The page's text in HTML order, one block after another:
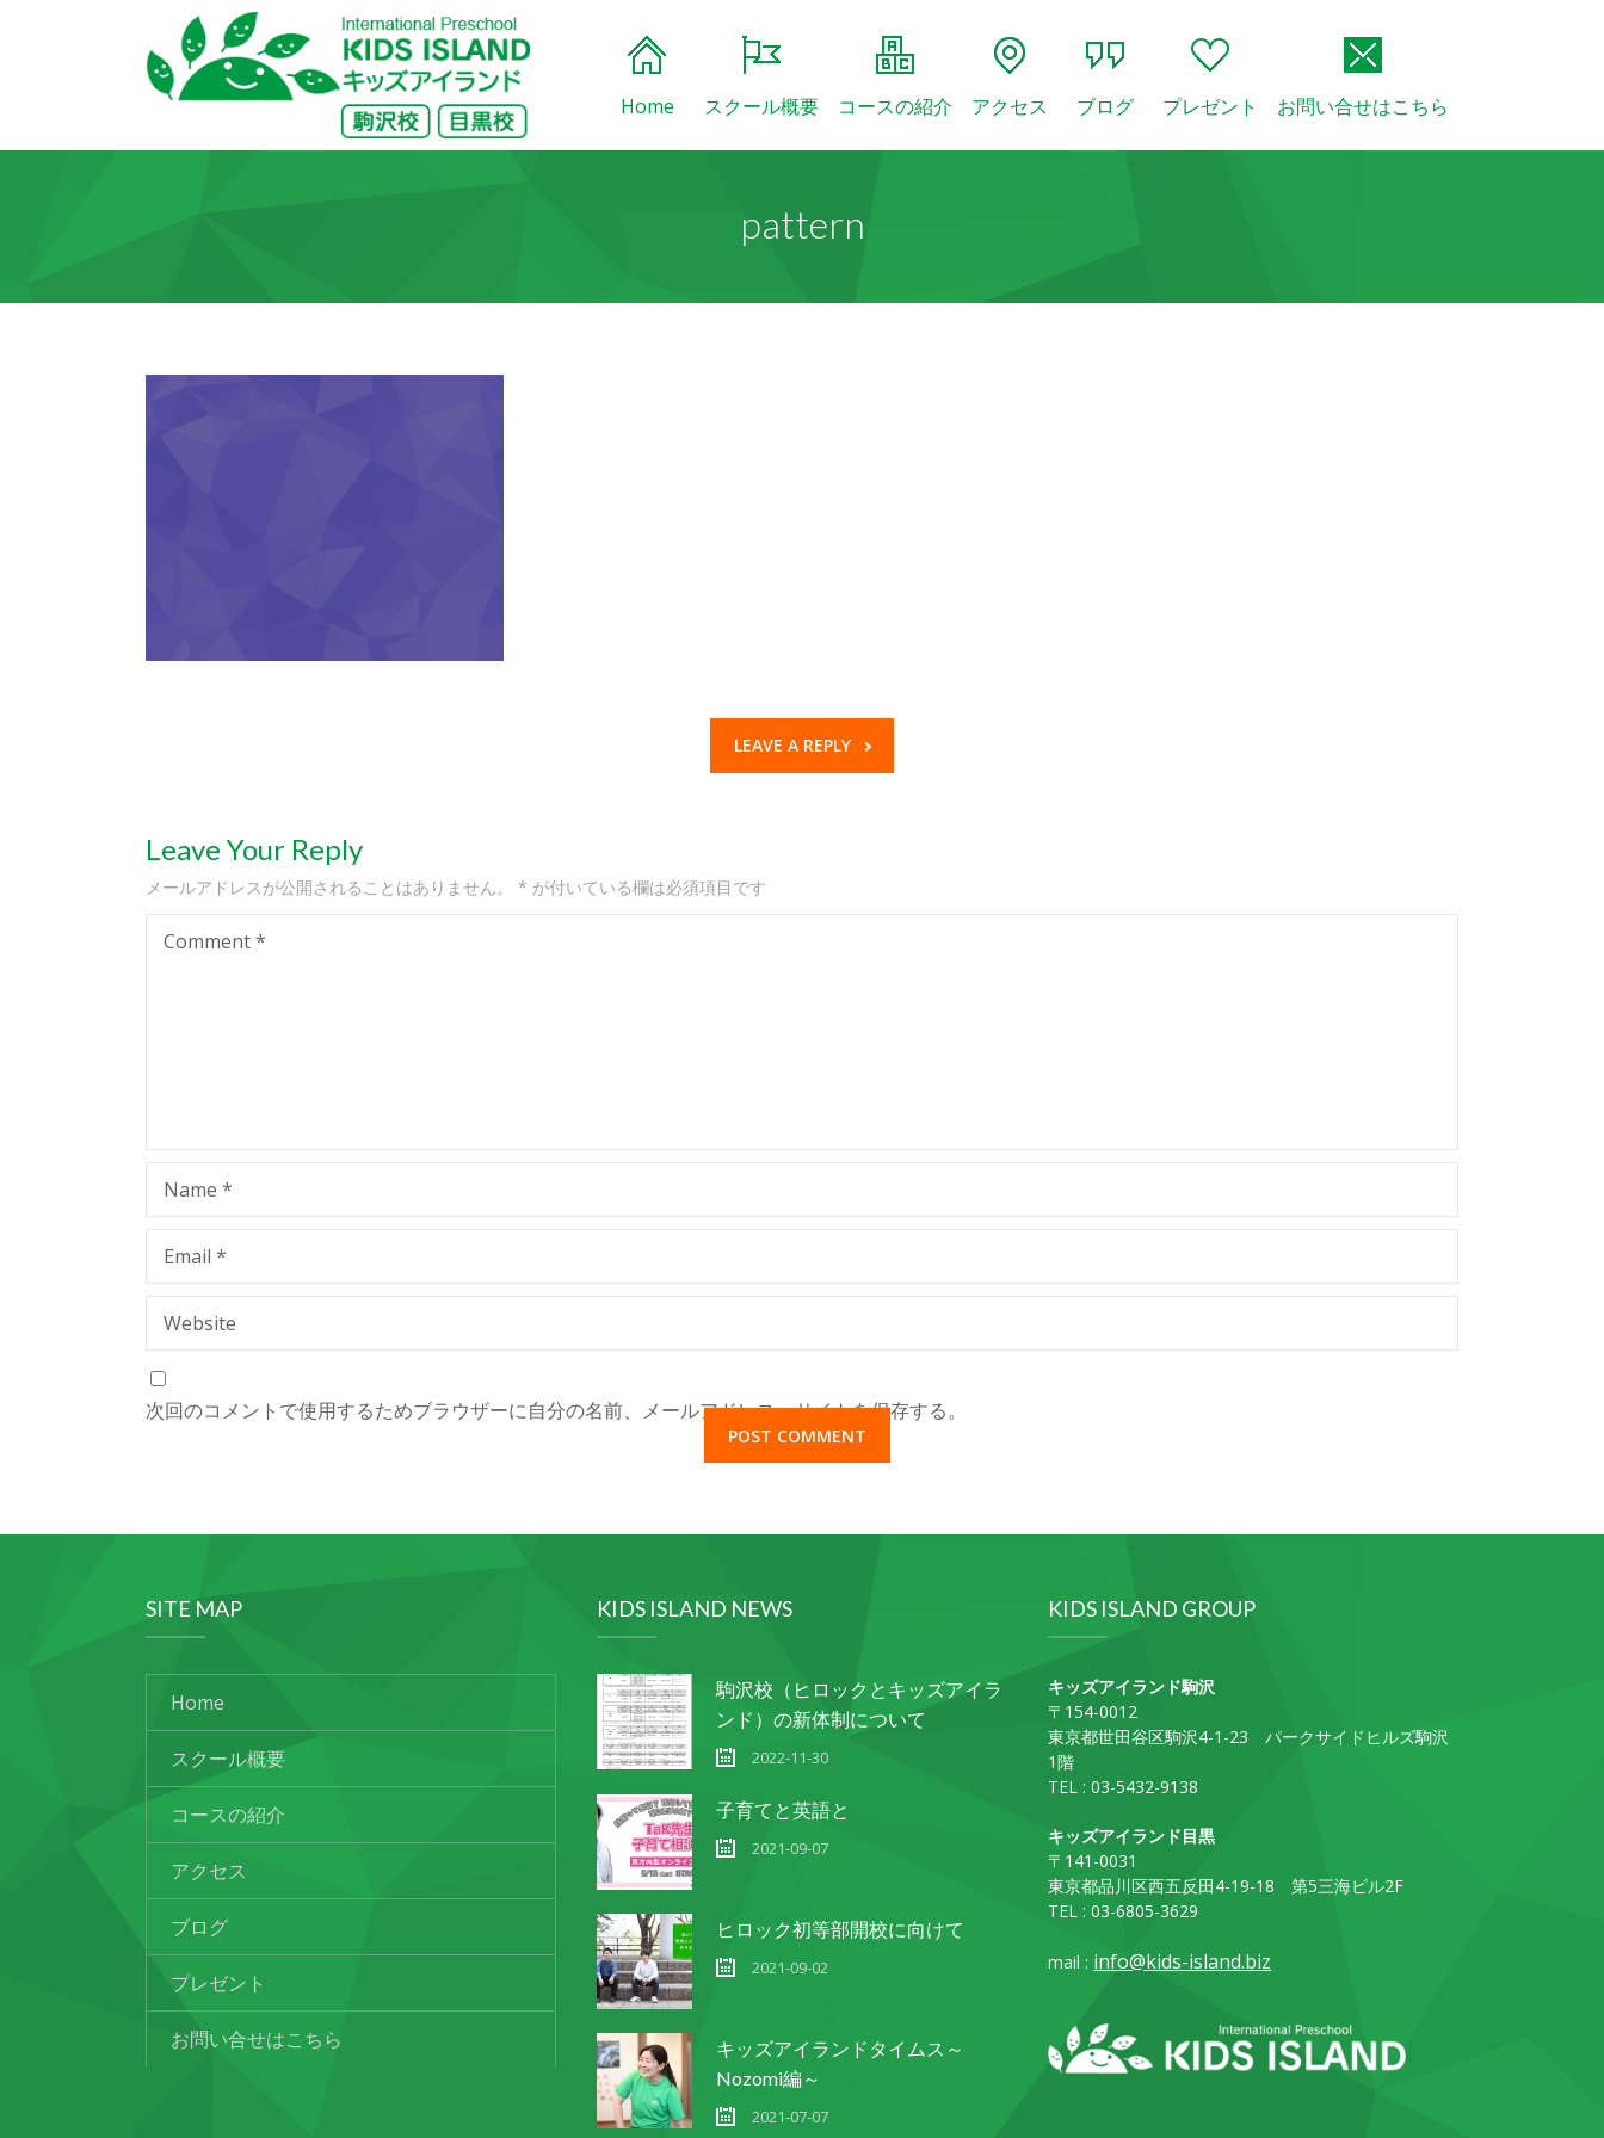
Home スクール概要 コースの紹介 アクセス ブログ プレゼント お問い合せはこちら
pattern
LEAVE A REPLY
Leave Your Reply
メールアドレスが公開されることはありません。 * が付いている欄は必須項目です
Comment*
Name *
Email *
Website
次回のコメントで使用するためブラウザーに自分の名前、メールアドレス、サイトを保存する。
SITE MAP
Home
スクール概要
コースの紹介
アクセス
ブログ
プレゼント
お問い合せはこちら
KIDS ISLAND NEWS
駒沢校（ヒロックとキッズアイラ
ンド）の新体制について
2022-11-30
子育てと英語と
2021-09-07
ヒロック初等部開校に向けて
2021-09-02
キッズアイランドタイムス～
Nozomi編～
2021-07-07
KIDS ISLAND GROUP
キッズアイランド駒沢
〒154-0012
東京都世田谷区駒沢4-1-23 パークサイドヒルズ駒沢
1階
TEL : 03-5432-9138
キッズアイランド目黒
〒141-0031
東京都品川区西五反田4-19-18 第5三海ビル2F
TEL : 03-6805-3629
mail : info@kids-island.biz